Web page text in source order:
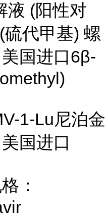
液 (阳性对
代甲基) 螺
国进口6β-
1-Lu尼泊金
国进口
：